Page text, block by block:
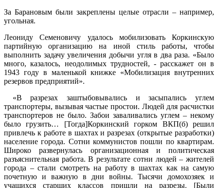
За Барановым были закреплены целые отрасли – например,
угольная.
Леониду Семеновичу удалось мобилизовать Коркинскую
партийную организацию на иной стиль работы, чтобы
выполнить задачу увеличения добычи угля в два раза. «Было
много, казалось, неодолимых трудностей, - расскажет он в
1943 году в маленькой книжке «Мобилизация внутренних
резервов предприятий».
«В разрезах заштыбовывались и засыпались углем
транспортеры, вызывая частые простои. Людей для расчистки
транспортеров не было. Забои заваливались углем – некому
было грузить… [Тогда]Коркинский горком ВКП(б) решил
привлечь к работе в шахтах и разрезах (открытые разработки)
население города. Сотни коммунистов пошли по квартирам.
Широко развернулась организационная и политическая
разъяснительная работа. В результате сотни людей – жителей
города – стали смотреть на работу в шахтах как на самую
почетную и важную в дни войны. Тысячи домохозяек и
учащихся старших классов пришли на разрезы. [Были